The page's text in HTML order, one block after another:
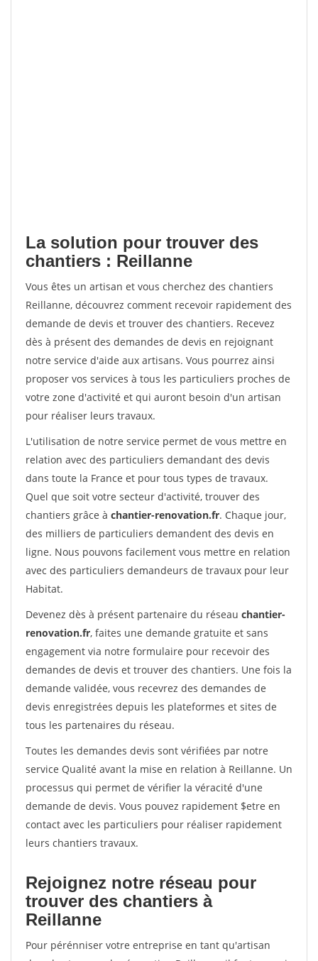
La solution pour trouver des
chantiers : Reillanne
Vous êtes un artisan et vous cherchez des chantiers
Reillanne, découvrez comment recevoir rapidement des
demande de devis et trouver des chantiers. Recevez
dès à présent des demandes de devis en rejoignant
notre service d'aide aux artisans. Vous pourrez ainsi
proposer vos services à tous les particuliers proches de
votre zone d'activité et qui auront besoin d'un artisan
pour réaliser leurs travaux.
L'utilisation de notre service permet de vous mettre en
relation avec des particuliers demandant des devis
dans toute la France et pour tous types de travaux.
Quel que soit votre secteur d'activité, trouver des
chantiers grâce à chantier-renovation.fr. Chaque jour,
des milliers de particuliers demandent des devis en
ligne. Nous pouvons facilement vous mettre en relation
avec des particuliers demandeurs de travaux pour leur
Habitat.
Devenez dès à présent partenaire du réseau chantier-
renovation.fr, faites une demande gratuite et sans
engagement via notre formulaire pour recevoir des
demandes de devis et trouver des chantiers. Une fois la
demande validée, vous recevrez des demandes de
devis enregistrées depuis les plateformes et sites de
tous les partenaires du réseau.
Toutes les demandes devis sont vérifiées par notre
service Qualité avant la mise en relation à Reillanne. Un
processus qui permet de vérifier la véracité d'une
demande de devis. Vous pouvez rapidement $etre en
contact avec les particuliers pour réaliser rapidement
leurs chantiers travaux.
Rejoignez notre réseau pour
trouver des chantiers à
Reillanne
Pour pérénniser votre entreprise en tant qu'artisan